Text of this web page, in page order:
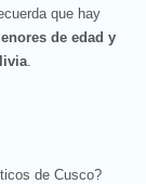
que hay
de edad y
.
de Cusco?